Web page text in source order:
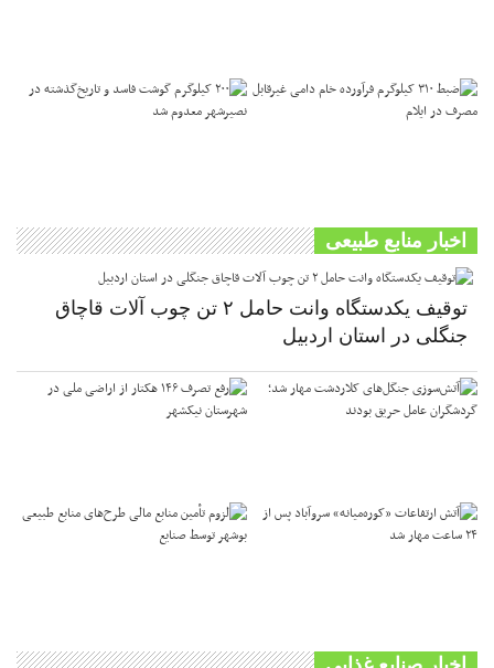
اخبار منابع طبیعی
توقیف یکدستگاه وانت حامل ۲ تن چوب آلات قاچاق
جنگلی در استان اردبیل